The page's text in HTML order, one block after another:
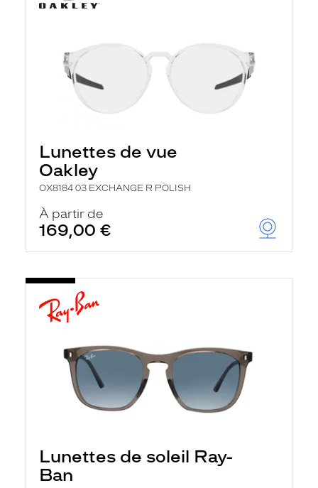
Lunettes de vue
Oakley
OX8184 03 EXCHANGE R POLISH
À partir de
169,00 €
Lunettes de soleil Ray-
Ban